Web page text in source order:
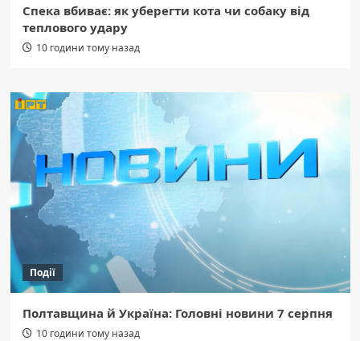
Спека вбиває: як уберегти кота чи собаку від
теплового удару
10 години тому назад
Події
Полтавщина й Україна: Головні новини 7 серпня
10 години тому назад